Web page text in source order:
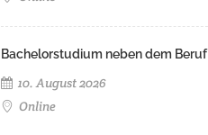
Bachelorstudium neben dem Beruf
10. August 2026
Online